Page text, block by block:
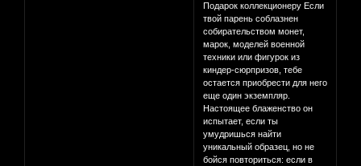
Подарок коллекционеру Если
твой парень соблазнен
собирательством монет,
марок, моделей военной
техники или фигурок из
киндер-сюрпризов, тебе
остается приобрести для него
еще один экземпляр.
Настоящее блаженство он
испытает, если ты
умудришься найти
уникальный образец, но не
бойся повториться: если в